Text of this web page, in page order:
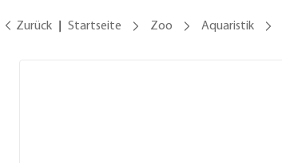
Zurück Startseite Zoo Aquaristik